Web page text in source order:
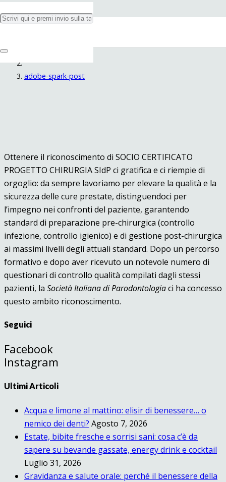
adobe-spark-post
adobe-spark-post
Ottenere il riconoscimento di SOCIO CERTIFICATO
PROGETTO CHIRURGIA SIdP ci gratifica e ci riempie di
orgoglio: da sempre lavoriamo per elevare la qualità e la
sicurezza delle cure prestate, distinguendoci per
l’impegno nei confronti del paziente, garantendo
standard di preparazione pre-chirurgica (controllo
infezione, controllo igienico) e di gestione post-chirurgica
ai massimi livelli degli attuali standard. Dopo un percorso
formativo e dopo aver ricevuto un notevole numero di
questionari di controllo qualità compilati dagli stessi
pazienti, la Società Italiana di Parodontologiaci ha concesso
questo ambito riconoscimento.
Seguici
Facebook
Instagram
Ultimi Articoli
Acqua e limone al mattino: elisir di benessere… o
nemico dei denti? Agosto 7, 2026
Estate, bibite fresche e sorrisi sani: cosa c’è da
sapere su bevande gassate, energy drink e cocktail
Luglio 31, 2026
Gravidanza e salute orale: perché il benessere della